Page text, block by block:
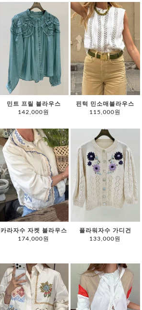
민트 프릴 블라우스
142,000원
핀턱 민소매블라우스
115,000원
카라자수 자켓 블라우스
174,000원
플라워자수 가디건
133,000원